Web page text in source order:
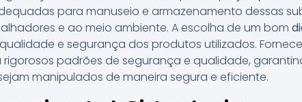
para manuseio e armazenamento dessas
e ao meio ambiente. A escolha de um bom
e segurança dos produtos utilizados.
padrões de segurança e qualidade,
manipulados de maneira segura e eficiente.